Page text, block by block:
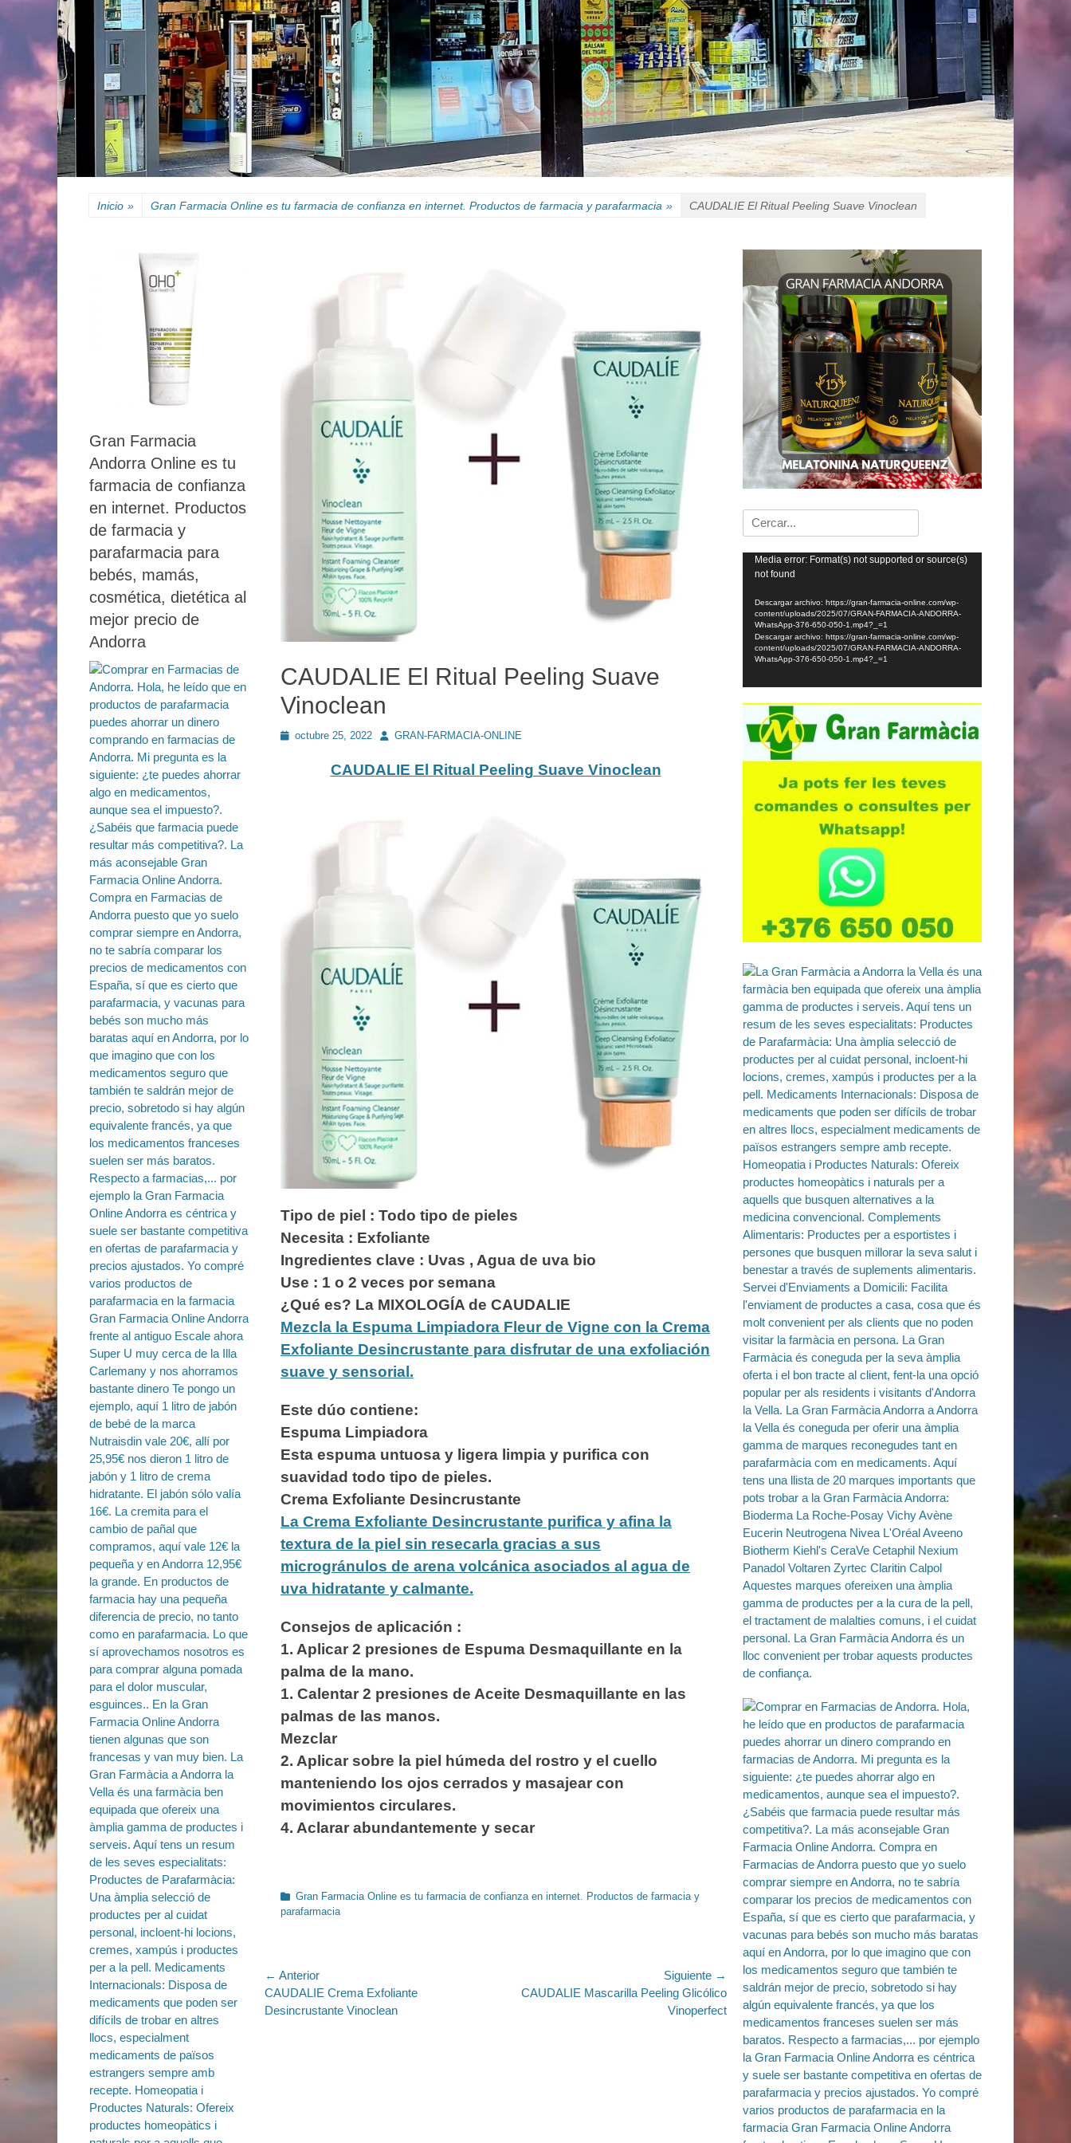
Inicio » Gran Farmacia Online es tu farmacia de confianza en internet. Productos de farmacia y parafarmacia » CAUDALIE El Ritual Peeling Suave Vinoclean
CAUDALIE El Ritual Peeling Suave
Vinoclean
Publicado
octubre 25, 2022 AutorGRAN-FARMACIA-ONLINE
CAUDALIE El Ritual Peeling Suave Vinoclean
Tipo de piel : Todo tipo de pieles
Necesita : Exfoliante
Ingredientes clave : Uvas , Agua de uva bio
Use : 1 o 2 veces por semana
¿Qué es? La MIXOLOGÍA de CAUDALIE
Mezcla la Espuma Limpiadora Fleur de Vigne con la Crema
Exfoliante Desincrustante para disfrutar de una exfoliación
suave y sensorial.
Este dúo contiene:
Espuma Limpiadora
Esta espuma untuosa y ligera limpia y purifica con
suavidad todo tipo de pieles.
Crema Exfoliante Desincrustante
La Crema Exfoliante Desincrustante purifica y afina la
textura de la piel sin resecarla gracias a sus
microgránulos de arena volcánica asociados al agua de
uva hidratante y calmante.
Consejos de aplicación :
1. Aplicar 2 presiones de Espuma Desmaquillante en la
palma de la mano.
1. Calentar 2 presiones de Aceite Desmaquillante en las
palmas de las manos.
Mezclar
2. Aplicar sobre la piel húmeda del rostro y el cuello
manteniendo los ojos cerrados y masajear con
movimientos circulares.
4. Aclarar abundantemente y secar
Categorías
Gran Farmacia Online es tu farmacia de confianza en internet. Productos de farmacia y
parafarmacia
Navegación
de
← Anterior
Entrada
anterior:
CAUDALIE Crema Exfoliante
Desincrustante Vinoclean
Siguiente →
EntradaCAUDALIE Mascarilla Peeling Glicólico
Vinoperfect
Buscar:
Reproductor
Media error: Format(s) not supported or source(s)
not found
Descargar archivo: https://gran-farmacia-online.com/wp-
content/uploads/2025/07/GRAN-FARMACIA-ANDORRA-
WhatsApp-376-650-050-1.mp4?_=1
Descargar archivo: https://gran-farmacia-online.com/wp-
content/uploads/2025/07/GRAN-FARMACIA-ANDORRA-
WhatsApp-376-650-050-1.mp4?_=1
Gran Farmacia
Andorra Online es tu
farmacia de confianza
en internet. Productos
de farmacia y
parafarmacia para
bebés, mamás,
cosmética, dietética al
mejor precio de
Andorra